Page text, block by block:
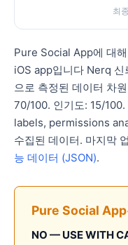
최
Pure Social App에 대
iOS app입니다 Nerq
으로 측정된 데이터 차
70/100. 인기도: 15/
labels, permissions
수집된 데이터. 마지막
능 데이터 (JSON).
Pure Social
NO — USE WITH